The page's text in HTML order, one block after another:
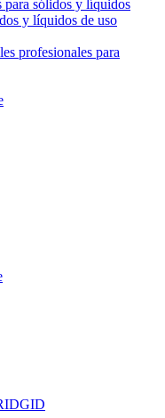
sólidos y líquidos
y líquidos de uso
profesionales para